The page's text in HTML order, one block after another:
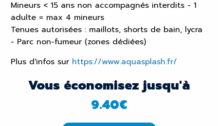
Mineurs < 15 ans non accompagnés interdits - 1
adulte = max 4 mineurs
Tenues autorisées : maillots, shorts de bain, lycra
- Parc non-fumeur (zones dédiées)
Plus d'infos sur https://www.aquasplash.fr/
Vous économisez jusqu'à
9.40€